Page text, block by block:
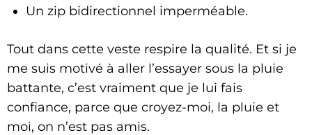
Un zip bidirectionnel imperméable.
Tout dans cette veste respire la qualité. Et si je
me suis motivé à aller l’essayer sous la pluie
battante, c’est vraiment que je lui fais
confiance, parce que croyez-moi, la pluie et
moi, on n’est pas amis.